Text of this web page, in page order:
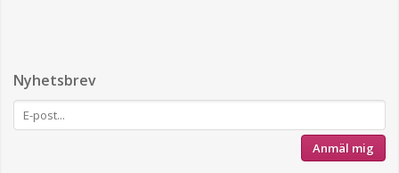
Nyhetsbrev
Anmäl mig